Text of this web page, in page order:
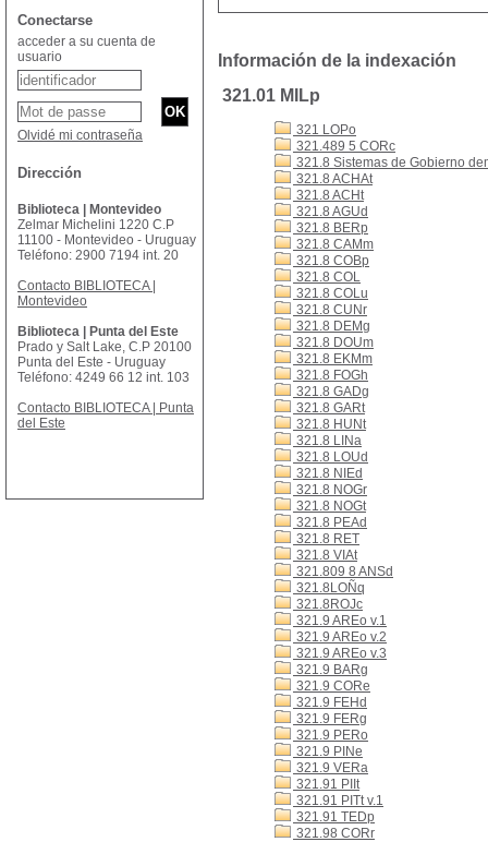
Información de la indexación
321.01 MILp
321 LOPo
321.489 5 CORc
321.8 Sistemas de Gobierno
321.8 ACHAt
321.8 ACHt
321.8 AGUd
321.8 BERp
321.8 CAMm
321.8 COBp
321.8 COL
321.8 COLu
321.8 CUNr
321.8 DEMg
321.8 DOUm
321.8 EKMm
321.8 FOGh
321.8 GADg
321.8 GARt
321.8 HUNt
321.8 LINa
321.8 LOUd
321.8 NIEd
321.8 NOGr
321.8 NOGt
321.8 PEAd
321.8 RET
321.8 VIAt
321.809 8 ANSd
321.8LOÑq
321.8ROJc
321.9 AREo v.1
321.9 AREo v.2
321.9 AREo v.3
321.9 BARg
321.9 CORe
321.9 FEHd
321.9 FERg
321.9 PERo
321.9 PINe
321.9 VERa
321.91 PIIt
321.91 PITt v.1
321.91 TEDp
321.98 CORr
Conectarse
acceder a su cuenta de
usuario
Olvidé mi contraseña
Dirección
Biblioteca | Montevideo
Zelmar Michelini 1220 C.P
11100 - Montevideo - Uruguay
Teléfono: 2900 7194 int. 20
Contacto BIBLIOTECA |
Montevideo
Biblioteca | Punta del Este
Prado y Salt Lake, C.P 20100
Punta del Este - Uruguay
Teléfono: 4249 66 12 int. 103
Contacto BIBLIOTECA | Punta
del Este